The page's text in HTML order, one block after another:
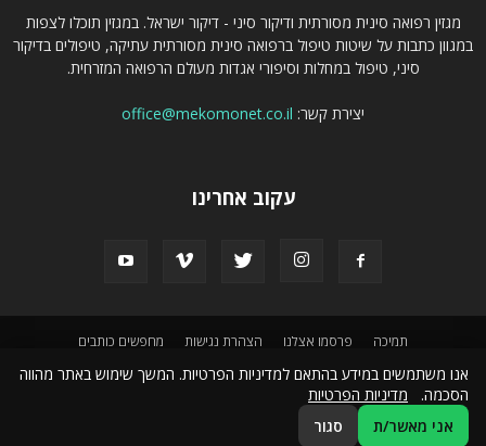
מגזין רפואה סינית מסורתית ודיקור סיני - דיקור ישראל. במגזין תוכלו לצפות
במגוון כתבות על שיטות טיפול ברפואה סינית מסורתית עתיקה, טיפולים בדיקור
סיני, טיפול במחלות וסיפורי אגדות מעולם הרפואה המזרחית.
יצירת קשר: office@mekomonet.co.il
עקוב אחרינו
תמיכה פרסמו אצלנו הצהרת נגישות
מחפשים כותבים
© קבוצת מקומונט :מגזין אופנה ישראלי|אתר כתבות|פורטל הלימודים של ישראל|
בלוג שיווק באינטרנט|מגזין צרכנות נבונה
מגזין תיירות ונופש
מגזין סלולרי
מגזין משפחה וזוגיות|
אנו משתמשים במידע בהתאם למדיניות הפרטיות. המשך שימוש באתר מהווה
הסכמה. מדיניות הפרטיות
אני מאשר/ת
סגור